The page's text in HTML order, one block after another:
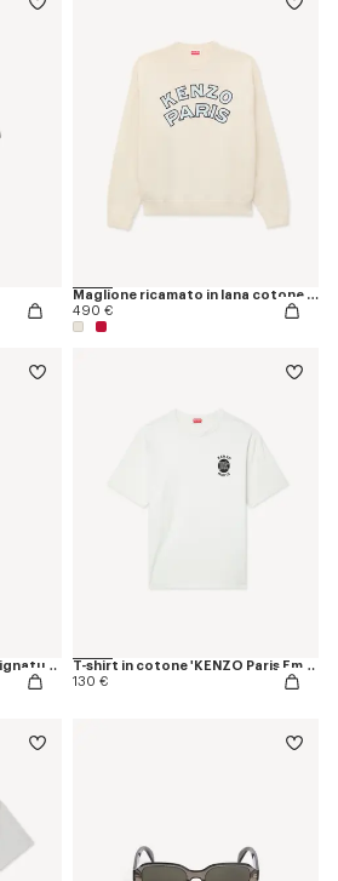
Maglione ricamato in lana cotone 'KENZO Paris Emblem'
490 €
Calzini in cotone 'KENZO Signature'
T-shirt in cotone 'KENZO Paris Emblem'
130 €